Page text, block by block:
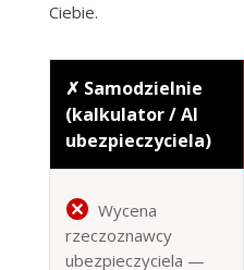
Ciebie.
✗ Samodzielnie
(kalkulator / AI
ubezpieczyciela)
Wycena
rzeczoznawcy
ubezpieczyciela —